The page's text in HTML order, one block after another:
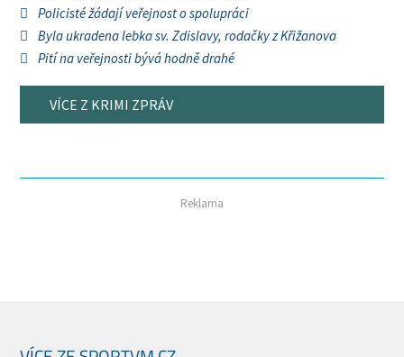
Policisté žádají veřejnost o spolupráci
Byla ukradena lebka sv. Zdislavy, rodačky z Křižanova
Pití na veřejnosti bývá hodně drahé
VÍCE Z KRIMI ZPRÁV
Reklama